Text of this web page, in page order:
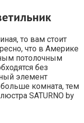
то вам стоит
что в Америке
потолочным
без
элемент
комната, тем
SATURNO by